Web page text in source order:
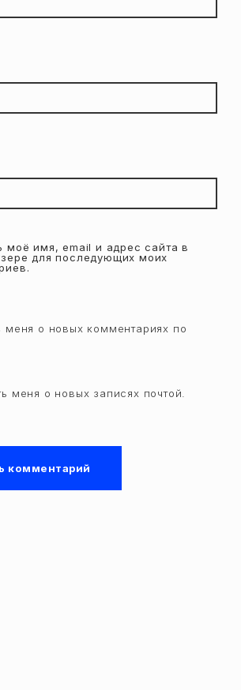
моё имя, email и адрес сайта в
для последующих моих
меня о новых комментариях по
меня о новых записях почтой.